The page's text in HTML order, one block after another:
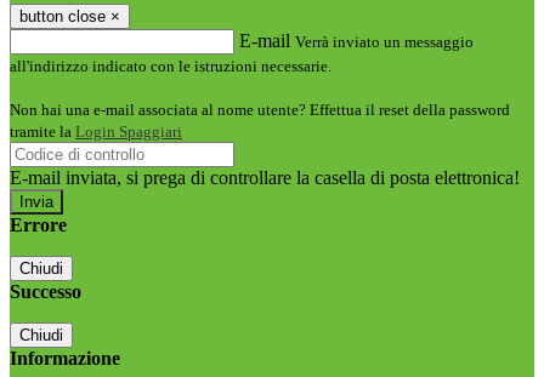
button close ×
E-mail Verrà inviato un messaggio
all'indirizzo indicato con le istruzioni necessarie.
Non hai una e-mail associata al nome utente? Effettua il reset della password
tramite la Login Spaggiari
E-mail inviata, si prega di controllare la casella di posta elettronica!
Errore
Chiudi
Successo
Chiudi
Informazione